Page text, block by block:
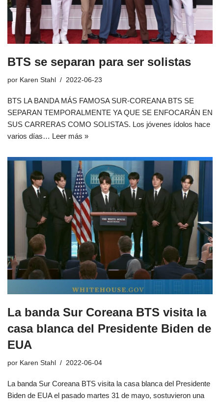
BTS se separan para ser solistas
por Karen Stahl 2022-06-23
BTS LA BANDA MÁS FAMOSA SUR-COREANA BTS SE
SEPARAN TEMPORALMENTE YA QUE SE ENFOCARÁN EN
SUS CARRERAS COMO SOLISTAS. Los jóvenes ídolos hace
varios días… Leer más »
La banda Sur Coreana BTS visita la
casa blanca del Presidente Biden de
EUA
por Karen Stahl 2022-06-04
La banda Sur Coreana BTS visita la casa blanca del Presidente
Biden de EUA el pasado martes 31 de mayo, sostuvieron una